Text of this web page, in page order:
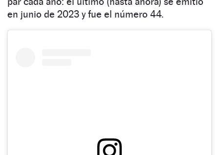
en junio de 2023 y fue el número 44.